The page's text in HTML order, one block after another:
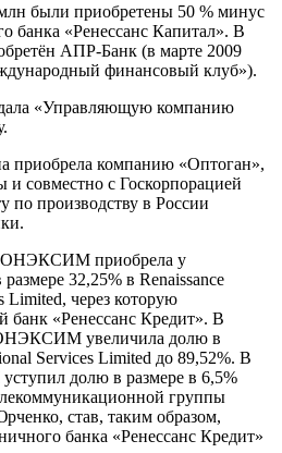
были приобретены 50 % минус
банка «Ренессанс Капитал». В
АПР-Банк (в марте 2009
финансовый клуб»).
«Управляющую компанию
приобрела компанию «Оптоган»,
совместно с Госкорпорацией
по производству в России
ОНЭКСИМ приобрела у
32,25% в Renaissance
Limited, через которую
банк «Ренессанс Кредит». В
ОНЭКСИМ увеличила долю в
Services Limited до 89,52%. В
долю в размере в 6,5%
группы
став, таким образом,
банка «Ренессанс Кредит»